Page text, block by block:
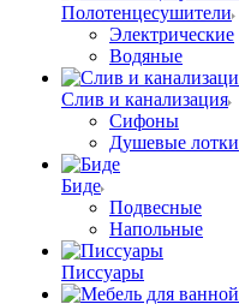
Полотенцесушители
Электрические
Водяные
Слив и канализация
Сифоны
Душевые лотки
Биде
Подвесные
Напольные
Писсуары